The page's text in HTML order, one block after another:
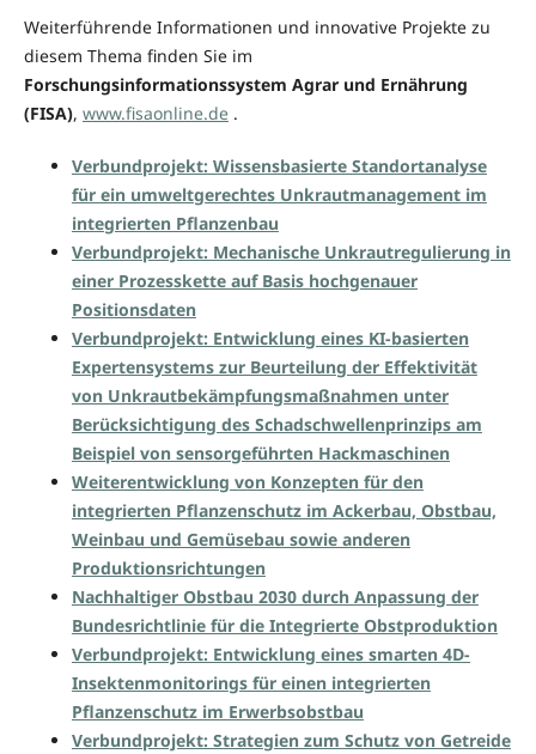
Weiterführende Informationen und innovative Projekte zu
diesem Thema finden Sie im
Forschungsinformationssystem Agrar und Ernährung
(FISA), www.fisaonline.de.
Verbundprojekt: Wissensbasierte Standortanalyse
für ein umweltgerechtes Unkrautmanagement im
integrierten Pflanzenbau
Verbundprojekt: Mechanische Unkrautregulierung in
einer Prozesskette auf Basis hochgenauer
Positionsdaten
Verbundprojekt: Entwicklung eines KI-basierten
Expertensystems zur Beurteilung der Effektivität
von Unkrautbekämpfungsmaßnahmen unter
Berücksichtigung des Schadschwellenprinzips am
Beispiel von sensorgeführten Hackmaschinen
Weiterentwicklung von Konzepten für den
integrierten Pflanzenschutz im Ackerbau, Obstbau,
Weinbau und Gemüsebau sowie anderen
Produktionsrichtungen
Nachhaltiger Obstbau 2030 durch Anpassung der
Bundesrichtlinie für die Integrierte Obstproduktion
Verbundprojekt: Entwicklung eines smarten 4D-
Insektenmonitorings für einen integrierten
Pflanzenschutz im Erwerbsobstbau
Verbundprojekt: Strategien zum Schutz von Getreide